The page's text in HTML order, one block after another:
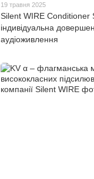
19 травня 2025
Silent WIRE
індивідуальна
аудіоживлення